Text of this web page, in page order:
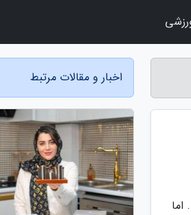
اخبار و مقالات مرتبط